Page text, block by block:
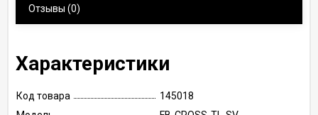
Отзывы (0)
Характеристики
Код товара
145018